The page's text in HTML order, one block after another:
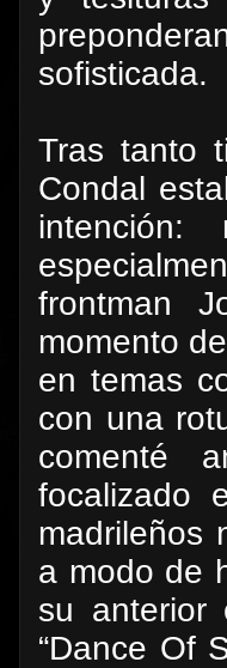
sofisticada.
Tras tanto
Condal
frontman
momento
en temas
con una
comenté
focalizado
madrileños
a modo de
su anterior
“Dance Of